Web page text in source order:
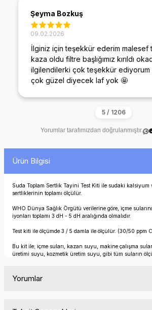
Şeyma Bozkuş
09.02.2026
İlginiz için teşekkür ederim malesef
kaza oldu filtre başlığımız kırıldı
ilgilendilerki çok teşekkür ediyorum
çok güzel diyecek laf yok 🤩
Yorumlar tarafımızdan doğrulanmıştır.
Ürün Bilgisi
Suda Toplam Sertlik Tayini Test Kiti ile sudaki kalsiyum
sertliklerinin toplamı ölçülür.
WHO Dünya Sağlık Örgütü verilerine göre, içme
iyonları toplamı 3 dH - 5 dH aralığında olmalıdır.
Test kiti ile ölçümde 3 / 5 damla ile ölçülür. (30/50 ppm
Bu kit ile; içme suları, kazan suyu, makine çalışma
üretimi suyu, kozmetik üretim suyu, gibi tüm suların
Yorumlar